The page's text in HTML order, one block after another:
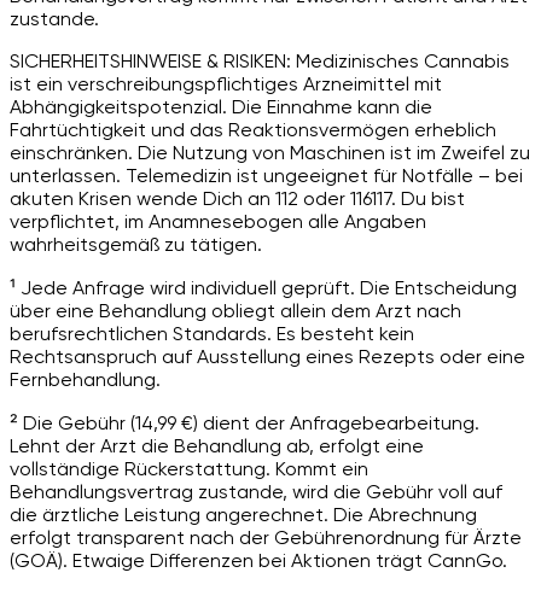
zustande.
SICHERHEITSHINWEISE & RISIKEN: Medizinisches Cannabis
ist ein verschreibungspflichtiges Arzneimittel mit
Abhängigkeitspotenzial. Die Einnahme kann die
Fahrtüchtigkeit und das Reaktionsvermögen erheblich
einschränken. Die Nutzung von Maschinen ist im Zweifel zu
unterlassen. Telemedizin ist ungeeignet für Notfälle – bei
akuten Krisen wende Dich an 112 oder 116117. Du bist
verpflichtet, im Anamnesebogen alle Angaben
wahrheitsgemäß zu tätigen.
¹ Jede Anfrage wird individuell geprüft. Die Entscheidung
über eine Behandlung obliegt allein dem Arzt nach
berufsrechtlichen Standards. Es besteht kein
Rechtsanspruch auf Ausstellung eines Rezepts oder eine
Fernbehandlung.
² Die Gebühr (14,99 €) dient der Anfragebearbeitung.
Lehnt der Arzt die Behandlung ab, erfolgt eine
vollständige Rückerstattung. Kommt ein
Behandlungsvertrag zustande, wird die Gebühr voll auf
die ärztliche Leistung angerechnet. Die Abrechnung
erfolgt transparent nach der Gebührenordnung für Ärzte
(GOÄ). Etwaige Differenzen bei Aktionen trägt CannGo.